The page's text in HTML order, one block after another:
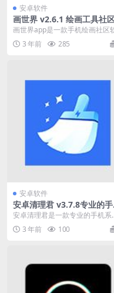
安卓软件
画世界 v2.6.1 绘画工具社
合一，解锁会员版
画世界app是一款手机绘画社区
件平台。画世界app给绘画爱好
创造一个创作和交...
3 年前 285
安卓软件
安卓清理君 v3.7.8专业的手
系统清理工具
安卓清理君是一款专业的手机系
清理工具，在我们日常使用安卓
机的过程中，总会产生...
3 年前 100